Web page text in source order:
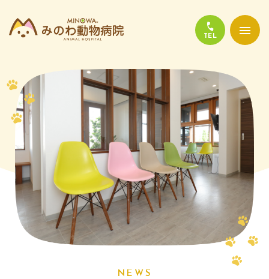
当院について
診療について
かかりやすい代表的な病気
よくある質問
N E W S